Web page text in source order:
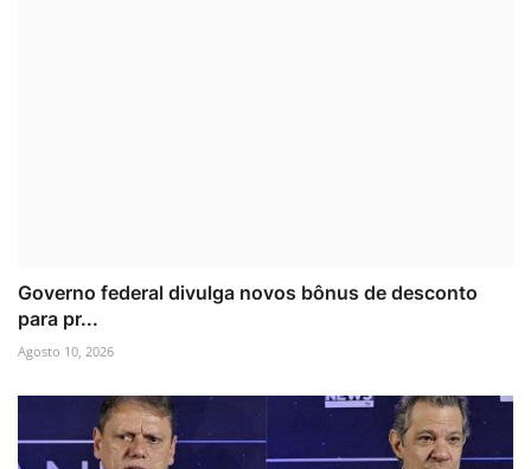
Governo federal divulga novos bônus de desconto
para pr...
Agosto 10, 2026